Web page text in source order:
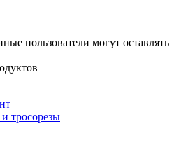
пользователи могут оставлять
тросорезы